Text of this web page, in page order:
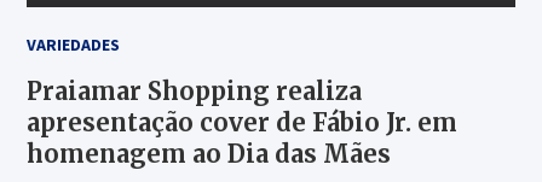
VARIEDADES
Praiamar Shopping realiza
apresentação cover de Fábio Jr. em
homenagem ao Dia das Mães